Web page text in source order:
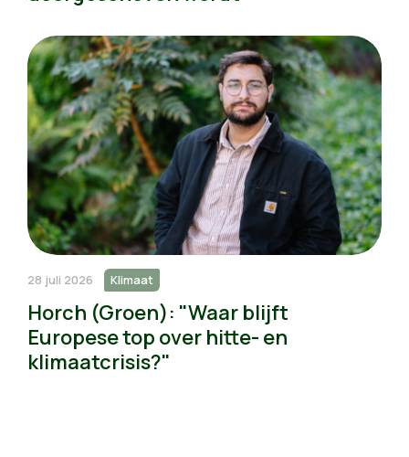
28 juli 2026 Klimaat
Horch (Groen): "Waar blijft
Europese top over hitte- en
klimaatcrisis?"